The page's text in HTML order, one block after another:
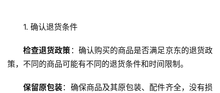
1. 确认退货条件
检查退货政策 ：确认购买的商品是否满足京东的退货政
策，不同的商品可能有不同的退货条件和时间限制。
保留原包装：确保商品及其原包装、配件齐全，没有损